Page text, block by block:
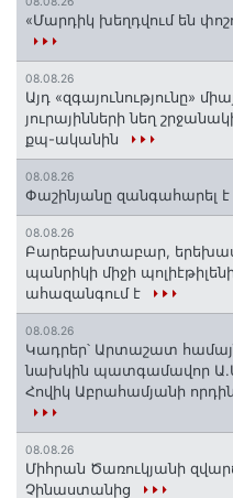
«Մարդիկ խեղդվում են
08.08.26
Այդ «զգայունությունը»
յուրայինների նեղ
քպ-ականին
08.08.26
Փաշինյանը զանգահարել է
08.08.26
Բարեբախտաբար, երեխաս
պանրիկի միջի
ահազանգում է
08.08.26
Կադրեր՝ Արտաշատ
նախկին պատգամավոր
Հովիկ Աբրահամյանի
08.08.26
Միհրան Ծառուկյանի
Չինաստանից